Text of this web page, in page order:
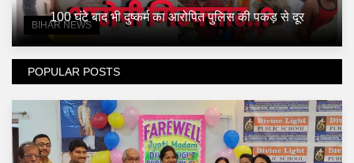
BIHAR NEWS
100 घंटे बाद भी दुष्कर्म का आरोपित पुलिस की पकड़ से दूर
POPULAR POSTS